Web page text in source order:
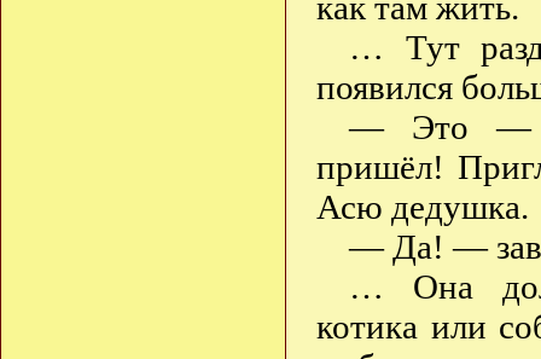
… Тут
появился
— Это —
пришёл!
Асю дедушка.
— Да! —
… Она
котика или